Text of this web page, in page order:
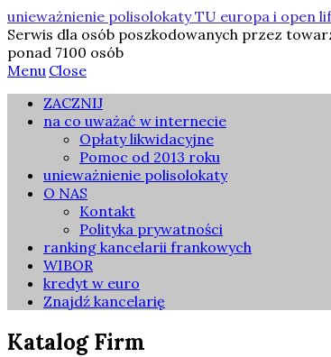
unieważnienie polisolokaty TU europa i open
Serwis dla osób poszkodowanych przez
ponad 7100 osób
Menu Close
ZACZNIJ
na co uważać w internecie
Opłaty likwidacyjne
Pomoc od 2013 roku
unieważnienie polisolokaty
O NAS
Kontakt
Polityka prywatności
ranking kancelarii frankowych
WIBOR
kredyt w euro
Znajdź kancelarię
Katalog Firm